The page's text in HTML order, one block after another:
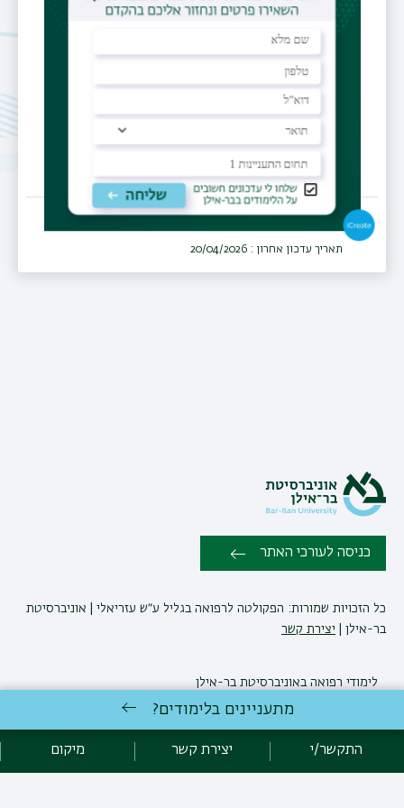
רפואת המשפחה
מרפאה
שירותי בריאות כללית, מחוז חיפה וגליל
מערבי
תאריך עדכון אחרון : 20/04/2026
כניסה לעורכי האתר
כל הזכויות שמורות: הפקולטה לרפואה בגליל ע״ש עזריאלי | אוניברסיטת
בר-אילן | יצירת קשר
לימודי רפואהבאוניברסיטת בר-אילן
אגף תקשוב, אוניברסיטת בר-אילן
אקדימה בר-אילן
מתעניינים בלימודים?
התקשר/י יצירת קשר מיקום